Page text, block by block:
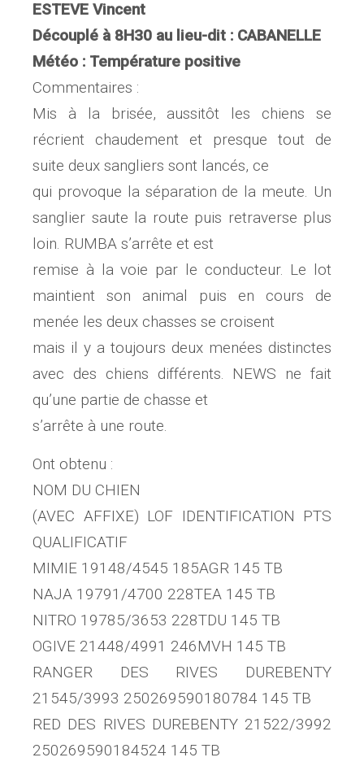
ESTEVE Vincent
Découplé à 8H30 au lieu-dit : CABANELLE
Météo : Température positive
Commentaires :
Mis à la brisée, aussitôt les chiens se
récrient chaudement et presque tout de
suite deux sangliers sont lancés, ce
qui provoque la séparation de la meute. Un
sanglier saute la route puis retraverse plus
loin. RUMBA s’arrête et est
remise à la voie par le conducteur. Le lot
maintient son animal puis en cours de
menée les deux chasses se croisent
mais il y a toujours deux menées distinctes
avec des chiens différents. NEWS ne fait
qu’une partie de chasse et
s’arrête à une route.
Ont obtenu :
NOM DU CHIEN
(AVEC AFFIXE) LOF IDENTIFICATION PTS
QUALIFICATIF
MIMIE 19148/4545 185AGR 145 TB
NAJA 19791/4700 228TEA 145 TB
NITRO 19785/3653 228TDU 145 TB
OGIVE 21448/4991 246MVH 145 TB
RANGER DES RIVES DUREBENTY
21545/3993 250269590180784 145 TB
RED DES RIVES DUREBENTY 21522/3992
250269590184524 145 TB